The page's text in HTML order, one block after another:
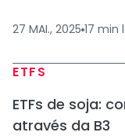
27 MAI., 2025 17 min
ETFS
ETFs de soja:
através da B3